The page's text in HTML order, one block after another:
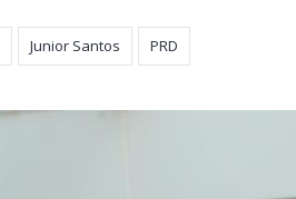
Junior Santos PRD